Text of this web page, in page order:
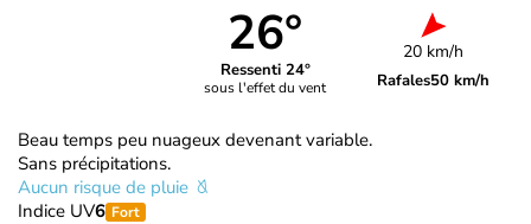
26°
Ressenti 24°
sous l'effet du vent
20 km/h
Rafales50 km/h
Beau temps peu nuageux devenant variable.
Sans précipitations.
Aucun risque de pluie
Indice UV6 Fort